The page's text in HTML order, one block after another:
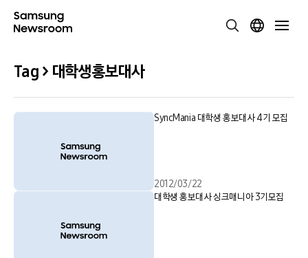
Tag > 대학생홍보대사
SyncMania 대학생 홍보대사 4기 모집
2012/03/22
대학생 홍보대사 싱크매니아 3기모집